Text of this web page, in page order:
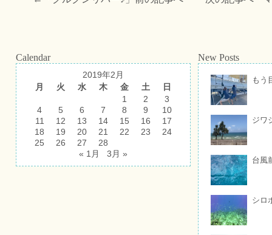
Calendar
2019年2月
月
火 水 木 金 土
日
1
2
3
4
5 6 7 8 9
10
11
12 13 14 15 16
17
18
19 20 21 22 23
24
25
26 27
28
« 1月
3月 »
New Posts
もう
ジワ
台風
シロ